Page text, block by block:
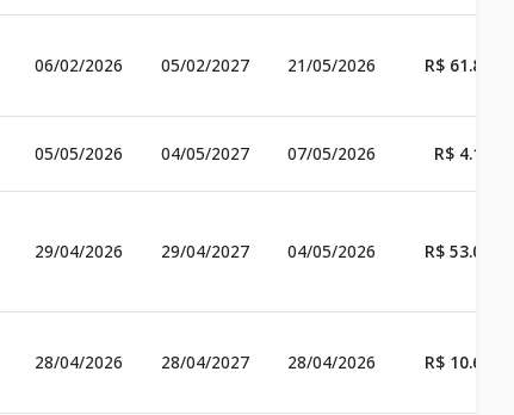
06/02/2026 05/02/2027 21/05/2026 R$
05/05/2026 04/05/2027 07/05/2026 R$
29/04/2026 29/04/2027 04/05/2026 R$
28/04/2026 28/04/2027 28/04/2026 R$